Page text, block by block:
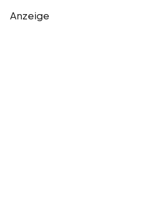
Anzeige